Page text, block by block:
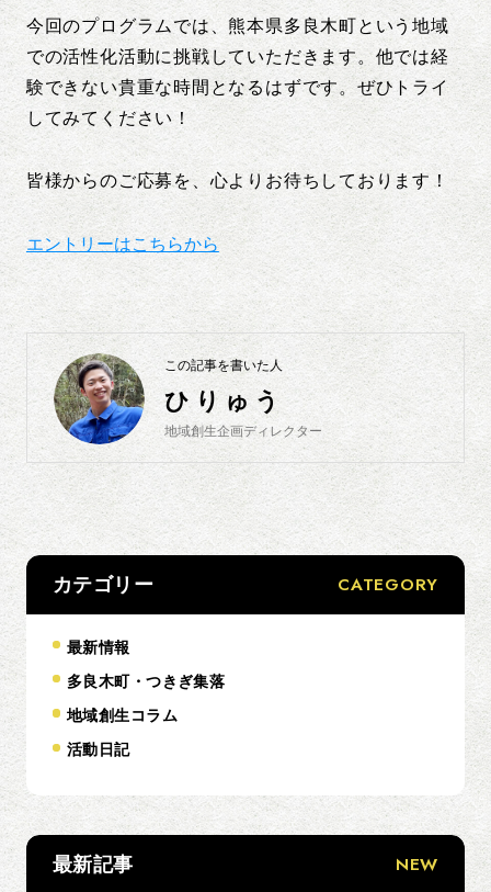
今回のプログラムでは、熊本県多良木町という地域
での活性化活動に挑戦していただきます。他では経
験できない貴重な時間となるはずです。ぜひトライ
してみてください！
皆様からのご応募を、心よりお待ちしております！
エントリーはこちらから
この記事を書いた人
ひりゅう
地域創生企画ディレクター
カテゴリー CATEGORY
最新情報
多良木町・つきぎ集落
地域創生コラム
活動日記
最新記事 NEW